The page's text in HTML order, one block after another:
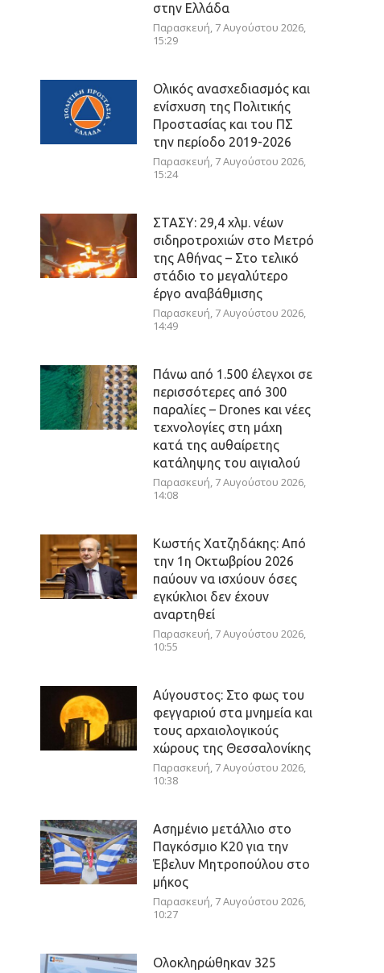
στην Ελλάδα
Παρασκευή, 7 Αυγούστου 2026,
15:29
Ολικός ανασχεδιασμός και
ενίσχυση της Πολιτικής
Προστασίας και του ΠΣ
την περίοδο 2019-2026
Παρασκευή, 7 Αυγούστου 2026,
15:24
ΣΤΑΣΥ: 29,4 χλμ. νέων
σιδηροτροχιών στο Μετρό
της Αθήνας – Στο τελικό
στάδιο το μεγαλύτερο
έργο αναβάθμισης
Παρασκευή, 7 Αυγούστου 2026,
14:49
Πάνω από 1.500 έλεγχοι σε
περισσότερες από 300
παραλίες – Drones και νέες
τεχνολογίες στη μάχη
κατά της αυθαίρετης
κατάληψης του αιγιαλού
Παρασκευή, 7 Αυγούστου 2026,
14:08
Κωστής Χατζηδάκης: Από
την 1η Οκτωβρίου 2026
παύουν να ισχύουν όσες
εγκύκλιοι δεν έχουν
αναρτηθεί
Παρασκευή, 7 Αυγούστου 2026,
10:55
Αύγουστος: Στο φως του
φεγγαριού στα μνημεία και
τους αρχαιολογικούς
χώρους της Θεσσαλονίκης
Παρασκευή, 7 Αυγούστου 2026,
10:38
Ασημένιο μετάλλιο στο
Παγκόσμιο Κ20 για την
Έβελυν Μητροπούλου στο
μήκος
Παρασκευή, 7 Αυγούστου 2026,
10:27
Ολοκληρώθηκαν 325